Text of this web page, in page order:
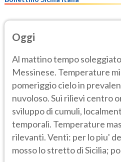
Oggi
Al mattino tempo
Messinese. Temperature
pomeriggio cielo in
nuvoloso. Sui rilievi centro
sviluppo di cumuli,
temporali. Temperature
rilevanti. Venti: per lo piu'
mosso lo stretto di Sicilia;